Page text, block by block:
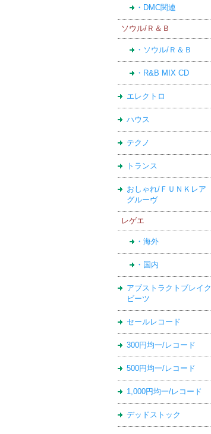
・DMC関連
ソウル/Ｒ＆Ｂ
・ソウル/Ｒ＆Ｂ
・R&B MIX CD
エレクトロ
ハウス
テクノ
トランス
おしゃれ/ＦＵＮＫレア
グルーヴ
レゲエ
・海外
・国内
アブストラクトブレイク
ビーツ
セールレコード
300円均一/レコード
500円均一/レコード
1,000円均一/レコード
デッドストック